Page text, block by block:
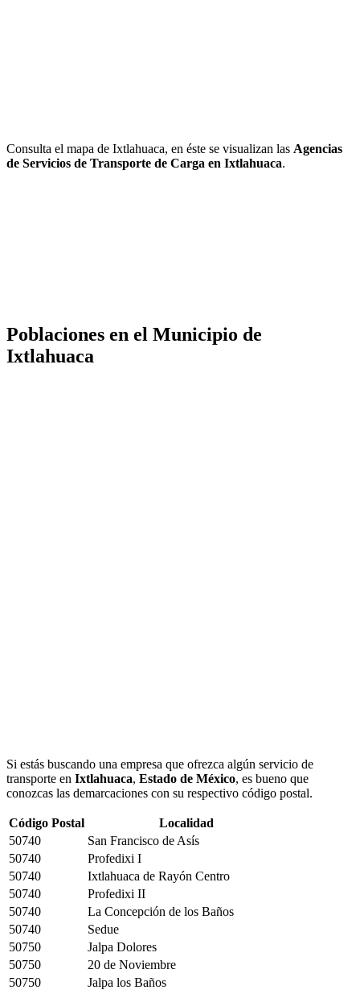
Consulta el mapa de Ixtlahuaca, en éste se visualizan las Agencias
de Servicios de Transporte de Carga en Ixtlahuaca.
Poblaciones en el Municipio de
Ixtlahuaca
Si estás buscando una empresa que ofrezca algún servicio de
transporte en Ixtlahuaca, Estado de México, es bueno que
conozcas las demarcaciones con su respectivo código postal.
Código Postal
Localidad
50740
San Francisco de Asís
50740
Profedixi I
50740
Ixtlahuaca de Rayón Centro
50740
Profedixi II
50740
La Concepción de los Baños
50740
Sedue
50750
Jalpa Dolores
50750
20 de Noviembre
50750
Jalpa los Baños